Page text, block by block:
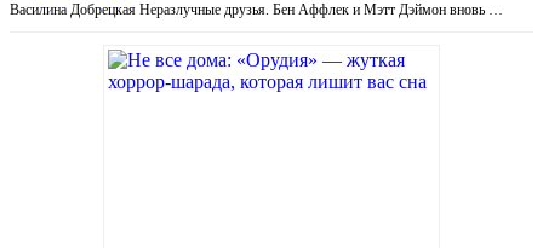
Василина Добрецкая Неразлучные друзья. Бен Аффлек и Мэтт Дэймон вновь …